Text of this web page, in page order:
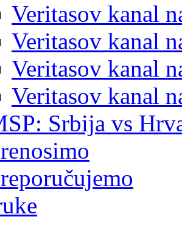
Veritasov kanal
Veritasov kanal
Veritasov kanal
Veritasov kanal
Srbija vs